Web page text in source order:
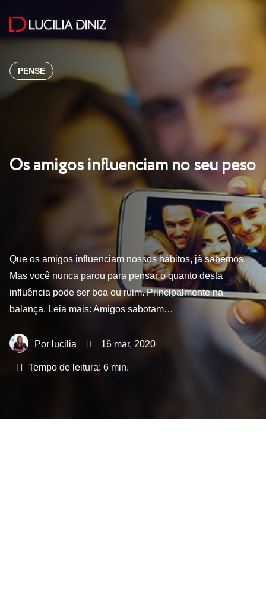
PENSE
Os amigos influenciam no seu peso
Que os amigos influenciam nossos hábitos, já sabemos.
Mas você nunca parou para pensar o quanto desta
influência pode ser boa ou ruim. Principalmente na
balança. Leia mais: Amigos sabotam…
lucilia 16 mar, 2020
Tempo de leitura: 6 min.